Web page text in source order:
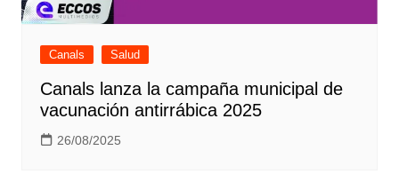
Canals Salud
Canals lanza la campaña municipal de
vacunación antirrábica 2025
26/08/2025